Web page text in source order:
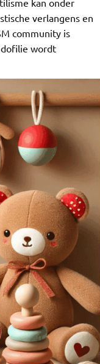
verlangens en
community is
wordt